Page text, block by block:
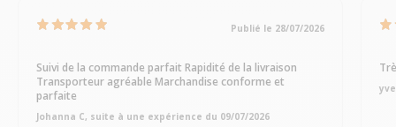
Publié le 28/07/2026
Suivi de la commande parfait Rapidité de la livraison
Transporteur agréable Marchandise conforme et
parfaite
Johanna C, suite à une expérience du 09/07/2026